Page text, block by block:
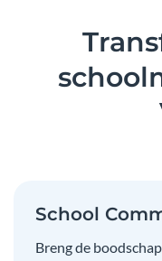
School
Breng de